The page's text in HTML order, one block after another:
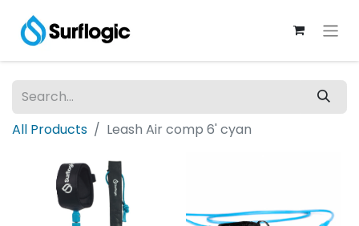
All Products Leash Air comp 6' cyan